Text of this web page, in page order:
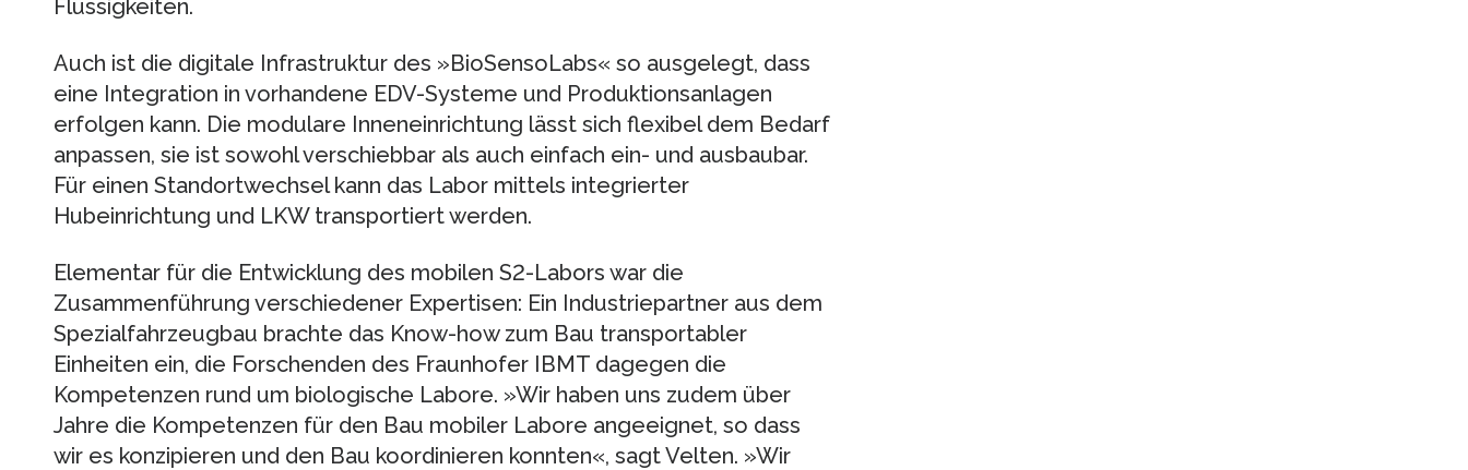
Flüssigkeiten.
Auch ist die digitale Infrastruktur des »BioSensoLabs« so ausgelegt, dass
eine Integration in vorhandene EDV-Systeme und Produktionsanlagen
erfolgen kann. Die modulare Inneneinrichtung lässt sich flexibel dem Bedarf
anpassen, sie ist sowohl verschiebbar als auch einfach ein- und ausbaubar.
Für einen Standortwechsel kann das Labor mittels integrierter
Hubeinrichtung und LKW transportiert werden.
Elementar für die Entwicklung des mobilen S2-Labors war die
Zusammenführung verschiedener Expertisen: Ein Industriepartner aus dem
Spezialfahrzeugbau brachte das Know-how zum Bau transportabler
Einheiten ein, die Forschenden des Fraunhofer IBMT dagegen die
Kompetenzen rund um biologische Labore. »Wir haben uns zudem über
Jahre die Kompetenzen für den Bau mobiler Labore angeeignet, so dass
wir es konzipieren und den Bau koordinieren konnten«, sagt Velten. »Wir